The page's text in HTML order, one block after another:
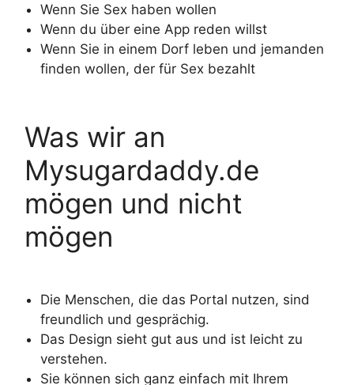
Wenn Sie Sex haben wollen
Wenn du über eine App reden willst
Wenn Sie in einem Dorf leben und jemanden
finden wollen, der für Sex bezahlt
Was wir an
Mysugardaddy.de
mögen und nicht
mögen
Die Menschen, die das Portal nutzen, sind
freundlich und gesprächig.
Das Design sieht gut aus und ist leicht zu
verstehen.
Sie können sich ganz einfach mit Ihrem